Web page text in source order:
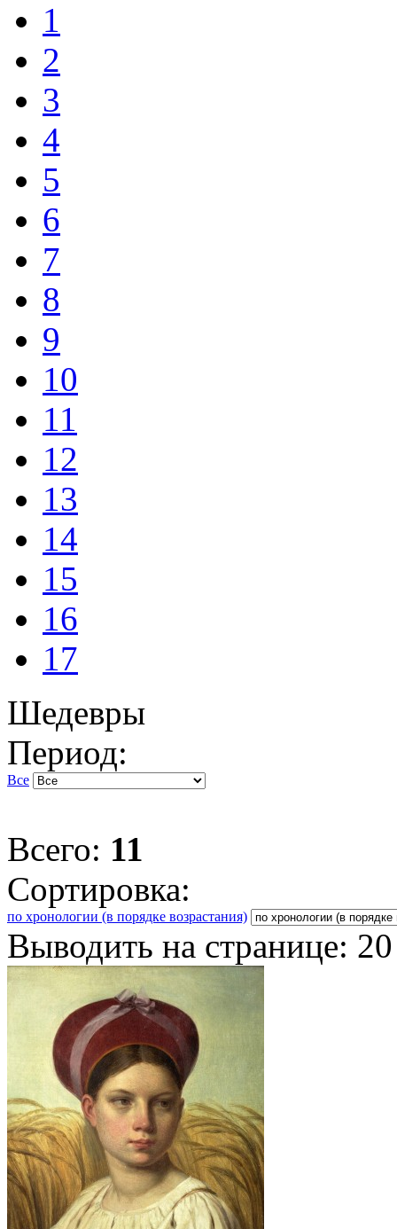
1
2
3
4
5
6
7
8
9
10
11
12
13
14
15
16
17
Шедевры
Период:
Все
Всего: 11
Сортировка:
по хронологии (в порядке возрастания)
Выводить на странице: 20